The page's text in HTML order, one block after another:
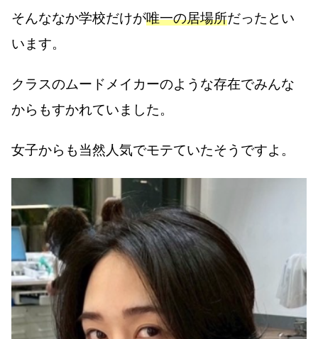
そんななか学校だけが唯一の居場所だったとい
います。
クラスのムードメイカーのような存在でみんな
からもすかれていました。
女子からも当然人気でモテていたそうですよ。